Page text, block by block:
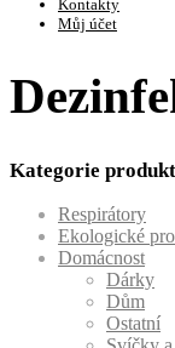
Kontakty
Můj účet
Kategorie
Respirátory
Ekologické
Domácnost
Dárky
Dům
Ostatní